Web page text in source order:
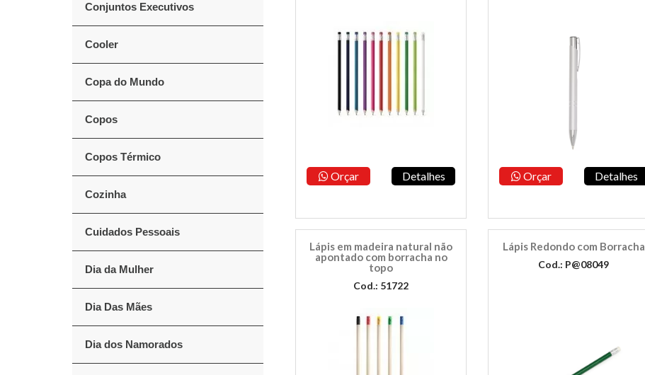
Conjuntos Executivos
Cooler
Copa do Mundo
Copos
Copos Térmico
Cozinha
Cuidados Pessoais
Dia da Mulher
Dia Das Mães
Dia dos Namorados
Orçar Detalhes Orçar Detalhes
Lápis em madeira natural não
apontado com borracha no
topo
Cod.: 51722
Lápis Redondo com Borracha
Cod.: P@08049